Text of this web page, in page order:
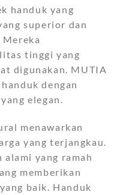
handuk yang
superior dan
tinggi yang
digunakan. MUTIA
dengan
elegan.
menawarkan
yang terjangkau.
alami yang ramah
memberikan
baik. Handuk